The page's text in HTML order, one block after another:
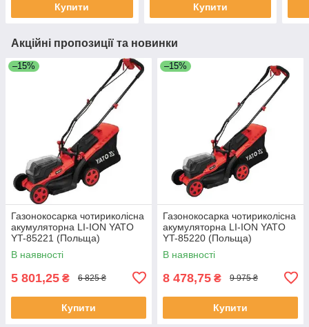
Купити Купити
Акційні пропозиції та новинки
–15%
Газонокосарка чотириколісна
акумуляторна LI-ION YATO
YT-85221 (Польща)
В наявності
5 801,25 ₴ 6 825 ₴
Купити
–15%
Газонокосарка чотириколісна
акумуляторна LI-ION YATO
YT-85220 (Польща)
В наявності
8 478,75 ₴ 9 975 ₴
Купити